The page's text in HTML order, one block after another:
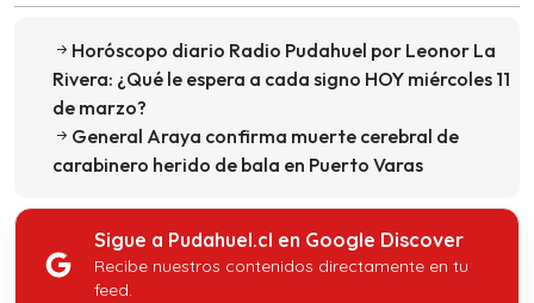
Horóscopo diario Radio Pudahuel por Leonor La
Rivera: ¿Qué le espera a cada signo HOY miércoles 11
de marzo?
General Araya confirma muerte cerebral de
carabinero herido de bala en Puerto Varas
Sigue a Pudahuel.cl en Google Discover
Recibe nuestros contenidos directamente en tu
feed.